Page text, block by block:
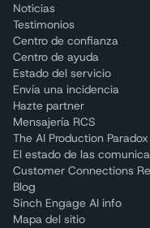
Noticias
Testimonios
Centro de confianza
Centro de ayuda
Estado del servicio
Envía una incidencia
Hazte partner
Mensajería RCS
The AI Production Paradox
El estado de las
Customer Connections
Blog
Sinch Engage AI info
Mapa del sitio